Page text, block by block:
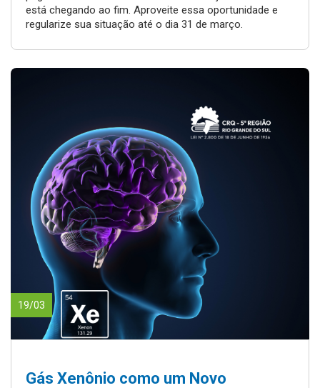
está chegando ao fim. Aproveite essa oportunidade e
regularize sua situação até o dia 31 de março.
19/03
Gás Xenônio como um Novo